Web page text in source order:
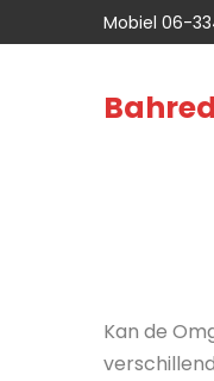
Mobiel 06-
Kan de